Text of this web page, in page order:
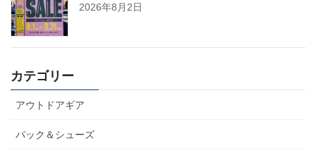
2026年8月2日
カテゴリー
アウトドアギア
パック＆シューズ